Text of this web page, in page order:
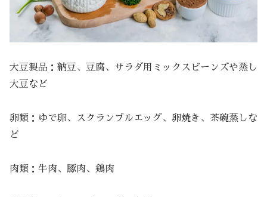
大豆製品：納豆、豆腐、サラダ用ミックスビーンズや蒸し
大豆など
卵類：ゆで卵、スクランブルエッグ、卵焼き、茶碗蒸しな
ど
肉類：牛肉、豚肉、鶏肉